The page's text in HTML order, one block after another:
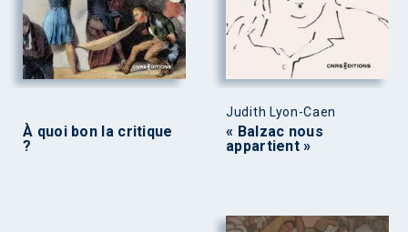
À quoi bon la critique
?
Judith Lyon-Caen
« Balzac nous
appartient »